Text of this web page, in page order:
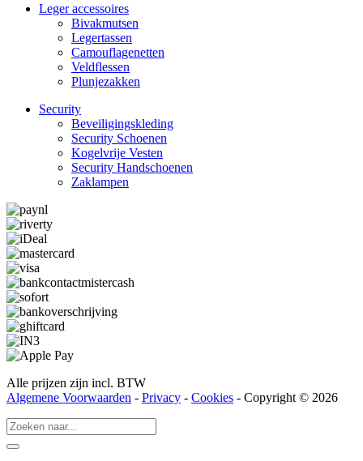
Leger accessoires
Bivakmutsen
Legertassen
Camouflage­­netten
Veldflessen
Plunjezakken
Security
Beveiligings­­kleding
Security Schoenen
Kogelvrije Vesten
Security Hand­­schoenen
Zaklampen
Alle prijzen zijn incl. BTW
Algemene Voorwaarden - Privacy - Cookies - Copyright © 2026